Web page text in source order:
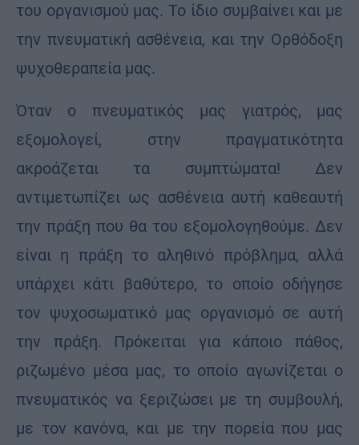
του οργανισμού μας. Το ίδιο συμβαίνει και με
την πνευματική ασθένεια, και την Ορθόδοξη
ψυχοθεραπεία μας.
Όταν ο πνευματικός μας γιατρός, μας
εξομολογεί, στην πραγματικότητα
ακροάζεται τα συμπτώματα! Δεν
αντιμετωπίζει ως ασθένεια αυτή καθεαυτή
την πράξη που θα του εξομολογηθούμε. Δεν
είναι η πράξη το αληθινό πρόβλημα, αλλά
υπάρχει κάτι βαθύτερο, το οποίο οδήγησε
τον ψυχοσωματικό μας οργανισμό σε αυτή
την πράξη. Πρόκειται για κάποιο πάθος,
ριζωμένο μέσα μας, το οποίο αγωνίζεται ο
πνευματικός να ξεριζώσει με τη συμβουλή,
με τον κανόνα, και με την πορεία που μας